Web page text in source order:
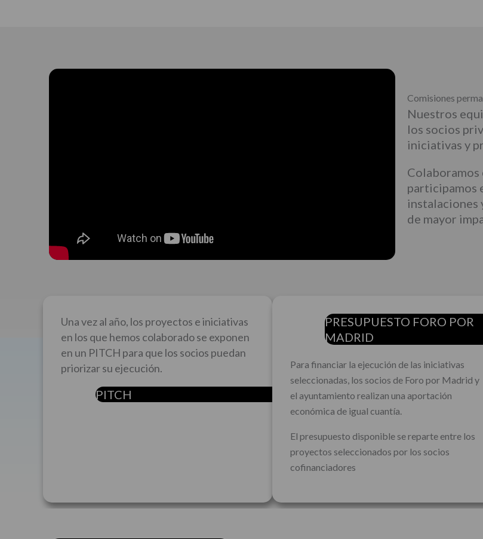
Comisiones
Nuestros
los socios
iniciativas y
participamos
instalaciones
de mayor
Una vez al año, los proyectos e iniciativas
en los que hemos colaborado se exponen
en un PITCH para que los socios puedan
priorizar su ejecución.
PITCH
PRESUPUESTO FORO POR
MADRID
Para financiar la ejecución de las iniciativas
seleccionadas, los socios de Foro por Madrid y
el ayuntamiento realizan una aportación
económica de igual cuantía.
El presupuesto disponible se reparte entre los
proyectos seleccionados por los socios
cofinanciadores